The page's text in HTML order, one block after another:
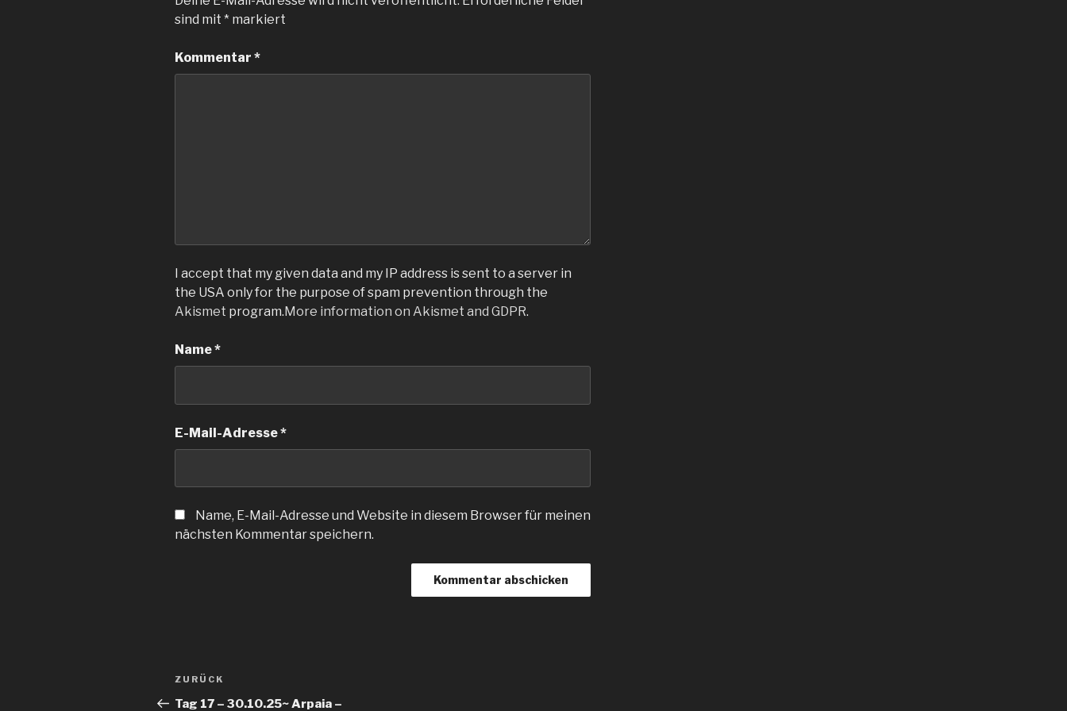
sind mit * markiert
Kommentar *
I accept that my given data and my IP address is sent to a server in
the USA only for the purpose of spam prevention through the
Akismet program. More information on Akismet and GDPR.
Name*
E-Mail-Adresse*
Name, E-Mail-Adresse und Website in diesem Browser für meinen
nächsten Kommentar speichern.
Beitragsnavigation
Vorheriger
Beitrag
ZURÜCK
Tag 17 – 30.10.25~ Arpaia –